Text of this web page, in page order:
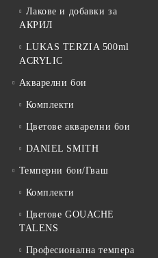
Лакове и добавки за
АКРИЛ
LUKAS TERZIA 500ml
ACRYLIC
Акварелни бои
Комплекти
Цветове акварелни бои
DANIEL SMITH
Темперни бои/Гваш
Комплекти
Цветове GOUACHE
TALENS
Професионална темпера